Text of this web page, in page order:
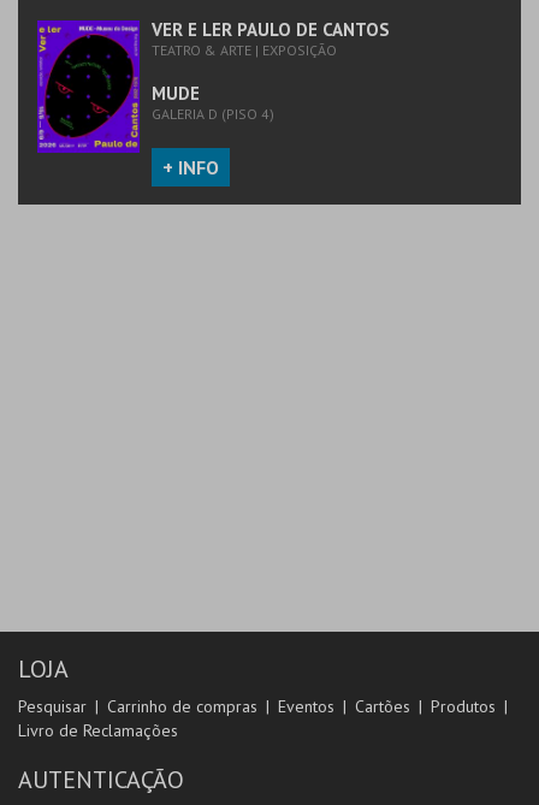
VER E LER PAULO DE CANTOS
TEATRO & ARTE | EXPOSIÇÃO
MUDE
GALERIA D (PISO 4)
+ INFO
LOJA
Pesquisar Carrinho de compras Eventos Cartões
Produtos
Livro de Reclamações
AUTENTICAÇÃO